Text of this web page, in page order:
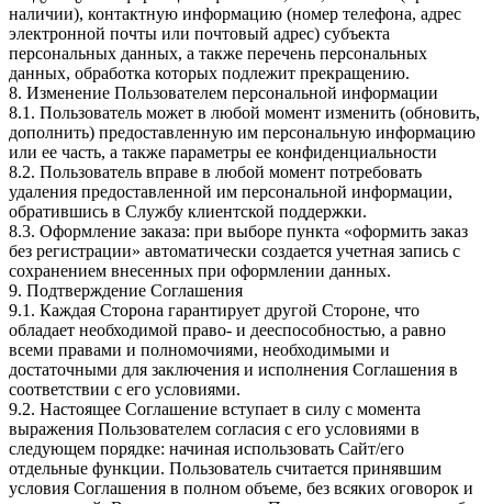
наличии), контактную информацию (номер телефона, адрес
электронной почты или почтовый адрес) субъекта
персональных данных, а также перечень персональных
данных, обработка которых подлежит прекращению.
8. Изменение Пользователем персональной информации
8.1. Пользователь может в любой момент изменить (обновить,
дополнить) предоставленную им персональную информацию
или ее часть, а также параметры ее конфиденциальности
8.2. Пользователь вправе в любой момент потребовать
удаления предоставленной им персональной информации,
обратившись в Службу клиентской поддержки.
8.3. Оформление заказа: при выборе пункта «оформить заказ
без регистрации» автоматически создается учетная запись с
сохранением внесенных при оформлении данных.
9. Подтверждение Соглашения
9.1. Каждая Сторона гарантирует другой Стороне, что
обладает необходимой право- и дееспособностью, а равно
всеми правами и полномочиями, необходимыми и
достаточными для заключения и исполнения Соглашения в
соответствии с его условиями.
9.2. Настоящее Соглашение вступает в силу с момента
выражения Пользователем согласия с его условиями в
следующем порядке: начиная использовать Сайт/его
отдельные функции. Пользователь считается принявшим
условия Соглашения в полном объеме, без всяких оговорок и